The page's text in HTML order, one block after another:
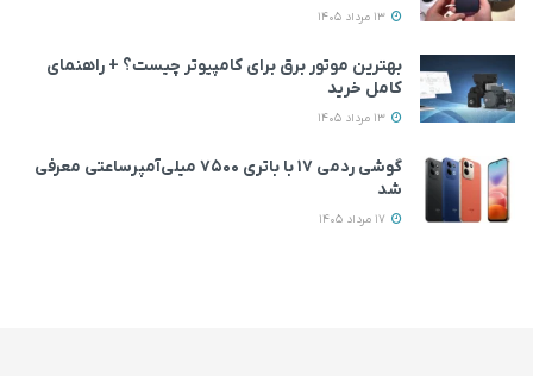
بهترین موتور برق برای کامپیوتر چیست؟ + راهنمای
کامل خرید
گوشی ردمی ۱۷ با باتری ۷۵۰۰ میلی‌آمپرساعتی معرفی
شد